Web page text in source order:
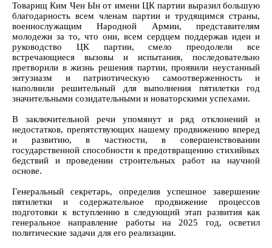
Товарищ Ким Чен Ын от имени ЦК партии выразил большую
благодарность всем членам партии и трудящимся страны,
военнослужащим Народной Армии, представителям
молодежи за то, что они, всем сердцем поддержав идеи и
руководство ЦК партии, смело преодолели все
встречающиеся вызовы и испытания, последовательно
претворили в жизнь решения партии, проявили неустанный
энтузиазм и патриотическую самоотверженность и
наполнили решительный для выполнения пятилетки год
значительными созидательными и новаторскими успехами.
В заключительной речи упомянут и ряд отклонений и
недостатков, препятствующих нашему продвижению вперед
и развитию, в частности, в совершенствовании
государственной способности к предотвращению стихийных
бедствий и проведении строительных работ на научной
основе.
Генеральный секретарь, определив успешное завершение
пятилетки и содержательное продвижение процессов
подготовки к вступлению в следующий этап развития как
генеральное направление работы на 2025 год, осветил
политические задачи для его реализации.